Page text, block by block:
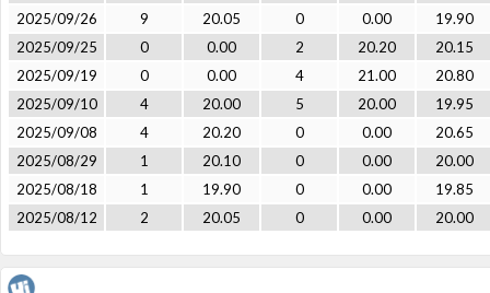
2025/09/26
9 20.05 0 0.00
19.90
2025/09/25
0 0.00 2 20.20
20.15
2025/09/19
0 0.00 4 21.00
20.80
2025/09/10
4 20.00 5 20.00
19.95
2025/09/08
4 20.20 0 0.00
20.65
2025/08/29
1 20.10 0 0.00
20.00
2025/08/18
1 19.90 0 0.00
19.85
2025/08/12
2 20.05 0 0.00 20.00